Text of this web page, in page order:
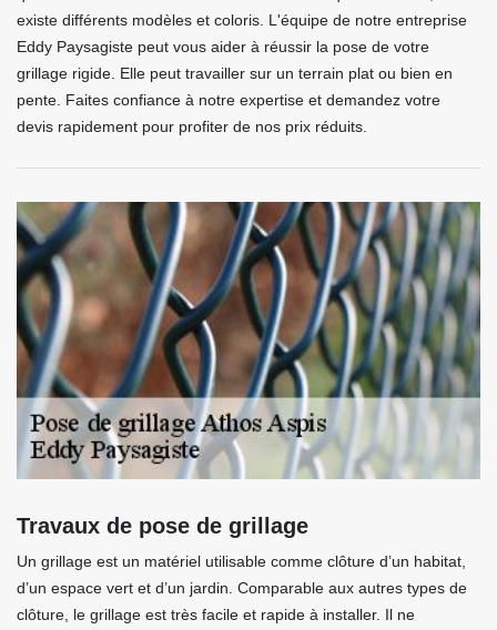
existe différents modèles et coloris. L'équipe de notre entreprise
Eddy Paysagiste peut vous aider à réussir la pose de votre
grillage rigide. Elle peut travailler sur un terrain plat ou bien en
pente. Faites confiance à notre expertise et demandez votre
devis rapidement pour profiter de nos prix réduits.
Travaux de pose de grillage
Un grillage est un matériel utilisable comme clôture d’un habitat,
d’un espace vert et d’un jardin. Comparable aux autres types de
clôture, le grillage est très facile et rapide à installer. Il ne